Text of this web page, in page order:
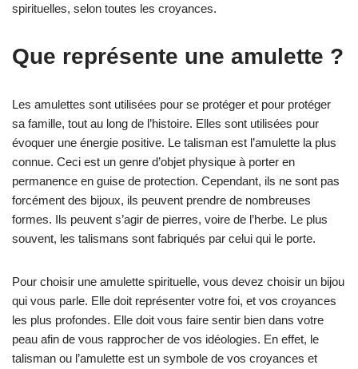
spirituelles, selon toutes les croyances.
Que représente une amulette ?
Les amulettes sont utilisées pour se protéger et pour protéger
sa famille, tout au long de l’histoire. Elles sont utilisées pour
évoquer une énergie positive. Le talisman est l’amulette la plus
connue. Ceci est un genre d’objet physique à porter en
permanence en guise de protection. Cependant, ils ne sont pas
forcément des bijoux, ils peuvent prendre de nombreuses
formes. Ils peuvent s’agir de pierres, voire de l’herbe. Le plus
souvent, les talismans sont fabriqués par celui qui le porte.
Pour choisir une amulette spirituelle, vous devez choisir un bijou
qui vous parle. Elle doit représenter votre foi, et vos croyances
les plus profondes. Elle doit vous faire sentir bien dans votre
peau afin de vous rapprocher de vos idéologies. En effet, le
talisman ou l’amulette est un symbole de vos croyances et